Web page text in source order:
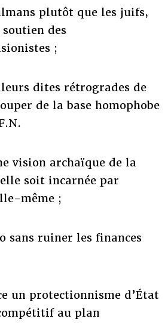
plutôt que les juifs,
soutien des
;
dites rétrogrades de
de la base homophobe
vision archaïque de la
soit incarnée par
même ;
sans ruiner les finances
un protectionnisme d’État
au plan